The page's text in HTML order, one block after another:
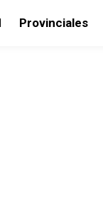
Provinciales